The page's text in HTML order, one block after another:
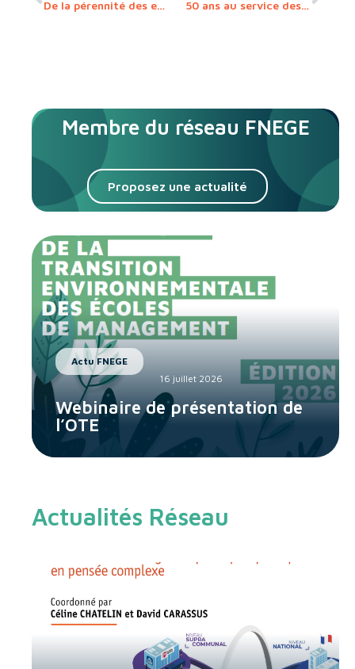
De la pérennité des entreprises familiales – Une lecture transversale 50 ans au service des ressources humaines
Membre du réseau FNEGE
Proposez une actualité
Actu FNEGE
16 juillet 2026
Webinaire de présentation de
l’OTE
Actualités Réseau